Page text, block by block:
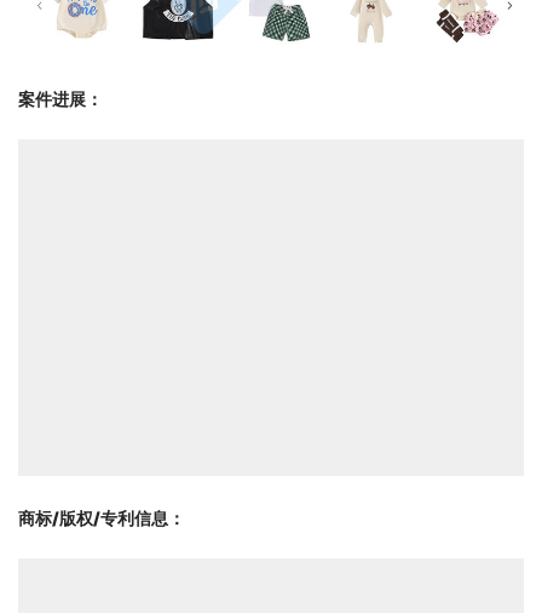
案件进展：
商标/版权/专利信息 ：